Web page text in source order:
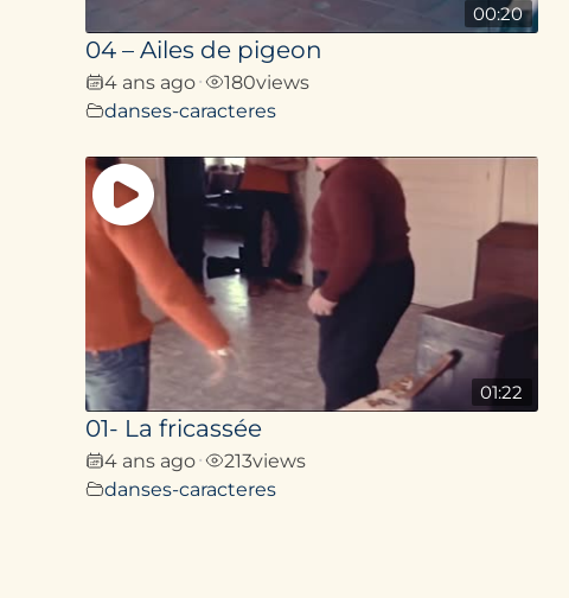
00:20
04 – Ailes de pigeon
4 ans ago• 180views
danses-caracteres
01:22
01- La fricassée
4 ans ago• 213views
danses-caracteres